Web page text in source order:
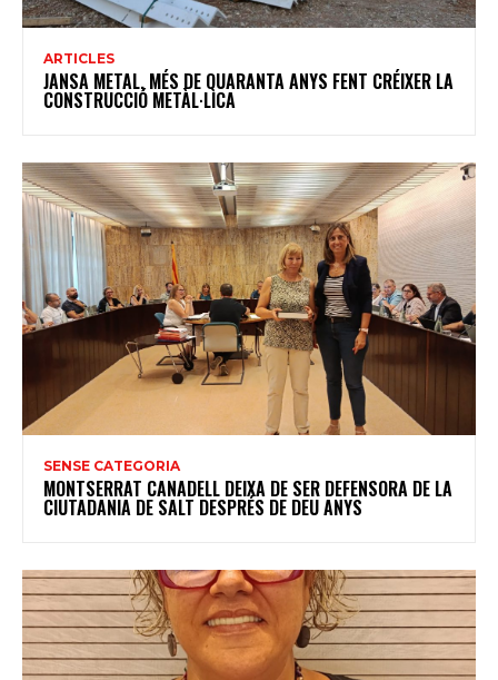
ARTICLES
JANSA METAL, MÉS DE QUARANTA ANYS FENT CRÉIXER LA
CONSTRUCCIÓ METÀL·LICA
SENSE CATEGORIA
MONTSERRAT CANADELL DEIXA DE SER DEFENSORA DE LA
CIUTADANIA DE SALT DESPRÉS DE DEU ANYS